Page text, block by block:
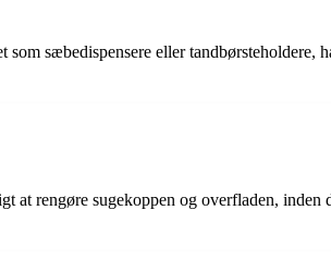
sæbedispensere eller
rengøre sugekoppen og overfladen,